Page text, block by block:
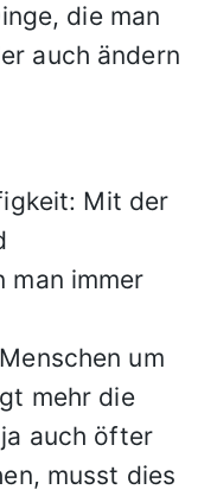
die man
auch ändern
Mit der
man immer
um
mehr die
auch öfter
musst dies